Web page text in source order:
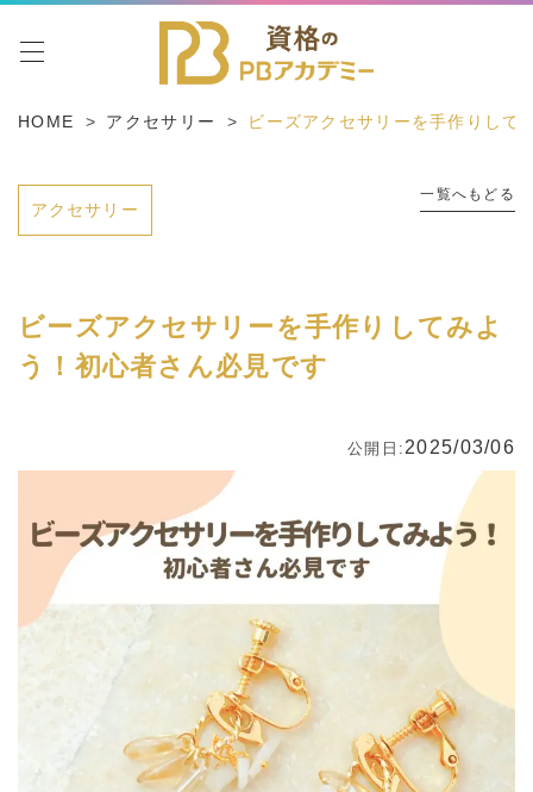
toggle navigation
HOME アクセサリー ビーズアクセサリーを手作りして
アクセサリー
一覧へもどる
ビーズアクセサリーを手作りしてみよ
う！初心者さん必見です
公開日:2025/03/06